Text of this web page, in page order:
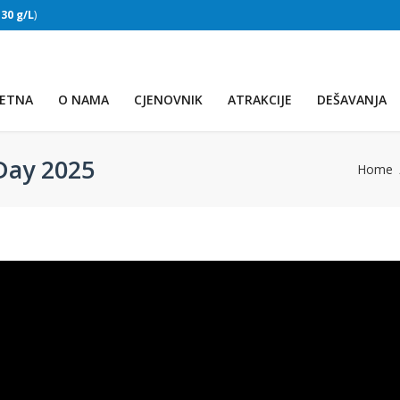
30 g/L)
O NAMA CJENOVNIK ATRAKCIJE DEŠAVANJA
2025 Home